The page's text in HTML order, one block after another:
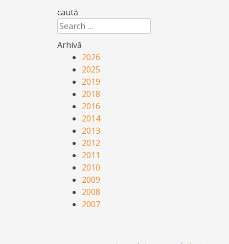
caută
Search
Arhivă
2026
2025
2019
2018
2016
2014
2013
2012
2011
2010
2009
2008
2007